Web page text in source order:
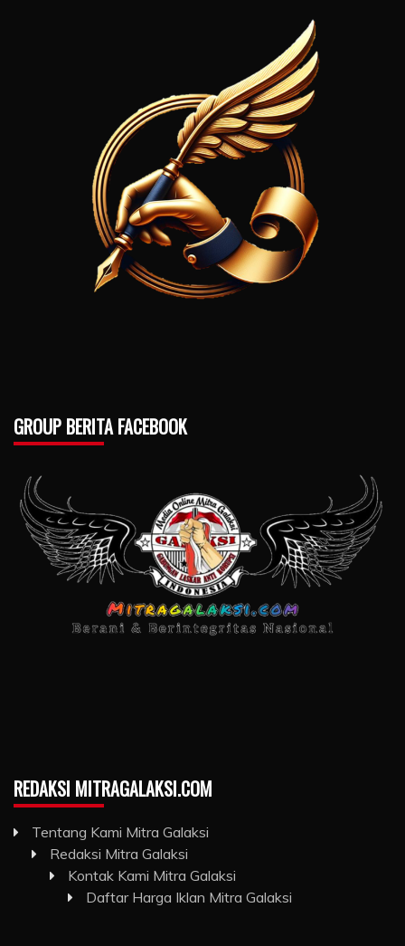
GROUP BERITA FACEBOOK
REDAKSI MITRAGALAKSI.COM
Tentang Kami Mitra Galaksi
Redaksi Mitra Galaksi
Kontak Kami Mitra Galaksi
Daftar Harga Iklan Mitra Galaksi